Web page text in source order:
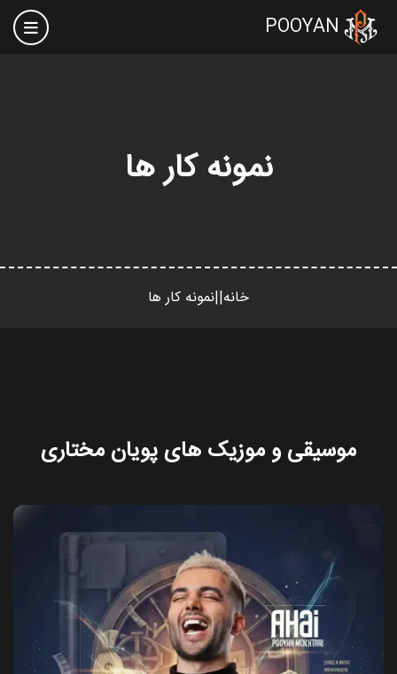
POOYAN

نمونه کار ها
خانه||نمونه کار ها
موسیقی و موزیک های پویان مختاری